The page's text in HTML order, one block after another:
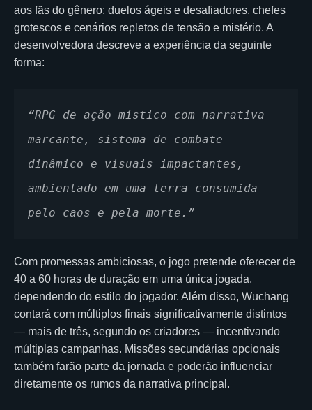
aos fãs do gênero: duelos ágeis e desafiadores, chefes
grotescos e cenários repletos de tensão e mistério. A
desenvolvedora descreve a experiência da seguinte
forma:
“RPG de ação místico com narrativa
marcante, sistema de combate
dinâmico e visuais impactantes,
ambientado em uma terra consumida
pelo caos e pela morte.”
Com promessas ambiciosas, o jogo pretende oferecer de
40 a 60 horas de duração em uma única jogada,
dependendo do estilo do jogador. Além disso, Wuchang
contará com múltiplos finais significativamente distintos
— mais de três, segundo os criadores — incentivando
múltiplas campanhas. Missões secundárias opcionais
também farão parte da jornada e poderão influenciar
diretamente os rumos da narrativa principal.